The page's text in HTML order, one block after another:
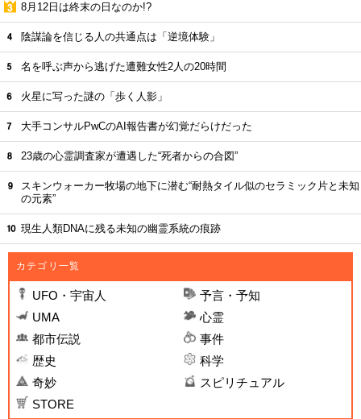
8月12日は終末の日なのか!?
陰謀論を信じる人の共通点は「逆境体験」
名を呼ぶ声から逃げた遭難女性2人の20時間
火星に写った謎の「歩く人影」
大手コンサルPwCのAI報告書が幻覚だらけだった
23歳の心霊調査家が遭遇した“死者からの合図”
スキンウォーカー牧場の地下に潜む“耐熱タイル似のセラミック片と未知
の元素”
現生人類DNAに残る未知の幽霊系統の痕跡
カテゴリ一覧
UFO・宇宙人
予言・予知
UMA
心霊
都市伝説
事件
歴史
科学
奇妙
スピリチュアル
STORE